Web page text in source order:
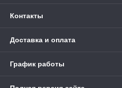
Контакты
Доставка и оплата
График работы